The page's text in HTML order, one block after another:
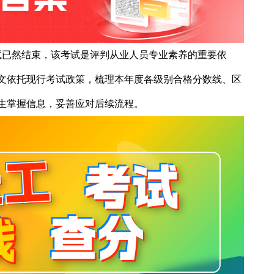
然结束，该考试是评判从业人员专业素养的重要依
托现行考试政策，梳理本年度各级别合格分数线、区
握信息，妥善应对后续流程。